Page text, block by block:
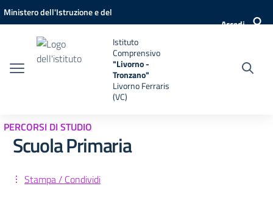
Vai ai contenuti
Vai al menu di navigazione
Vai al footer
Ministero dell'Istruzione e del
Accedi
Istituto
Comprensivo
"Livorno -
Tronzano"
Livorno Ferraris
(VC)
PERCORSI DI STUDIO
Scuola Primaria
Stampa / Condividi